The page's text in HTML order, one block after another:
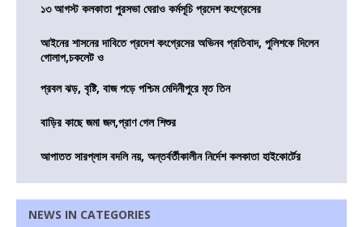
১৩ আগস্ট কলকাতা পুরসভা ঘেরাও কর্মসূচি প্রদেশ কংগ্রেসের
আইনের শাসনের দাবিতে প্রদেশ কংগ্রেসের অভিনব প্রতিবাদ, পুলিশকে দিলেন
গোলাপ,চকলেট ও
প্রবল ঝড়, বৃষ্টি, বাজ পড়ে পশ্চিম মেদিনীপুরে মৃত তিন
বাড়ির কাছে জমা জল,প্রাণ গেল শিশুর
আপাতত সারপ্লাস বদলি নয়, অন্তর্বর্তীকালীন নির্দেশ কলকাতা হাইকোর্টের
NEWS IN CATEGORIES